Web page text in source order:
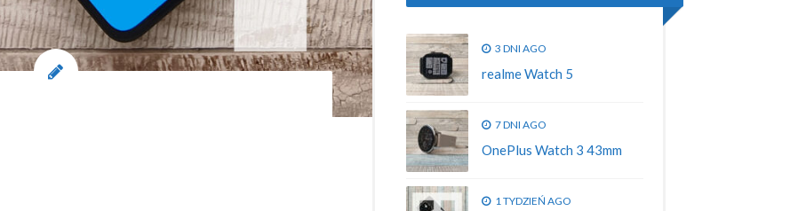
3 DNI AGO
realme Watch 5
7 DNI AGO
OnePlus Watch 3 43mm
1 TYDZIEŃ AGO